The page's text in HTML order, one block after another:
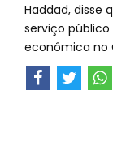
Haddad, disse
serviço
econômica no